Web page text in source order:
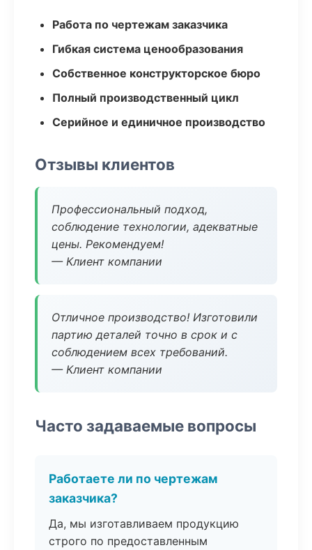
Работа по чертежам заказчика
Гибкая система ценообразования
Собственное конструкторское бюро
Полный производственный цикл
Серийное и единичное производство
Отзывы клиентов
Профессиональный подход,
соблюдение технологии, адекватные
цены. Рекомендуем!
— Клиент компании
Отличное производство! Изготовили
партию деталей точно в срок и с
соблюдением всех требований.
— Клиент компании
Часто задаваемые вопросы
Работаете ли по чертежам
заказчика?
Да, мы изготавливаем продукцию
строго по предоставленным